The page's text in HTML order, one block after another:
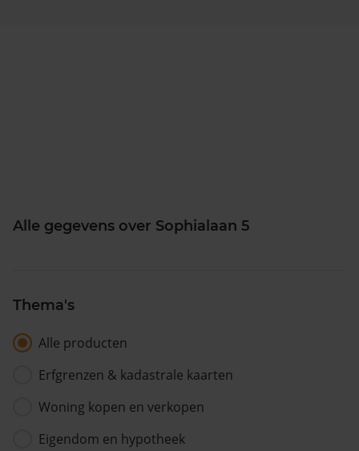
Alle gegevens over Sophialaan 5
Thema's
Alle producten
Erfgrenzen & kadastrale kaarten
Woning kopen en verkopen
Eigendom en hypotheek